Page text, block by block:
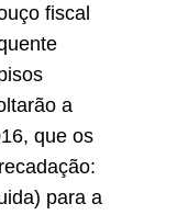
fiscal
a
que os
para a